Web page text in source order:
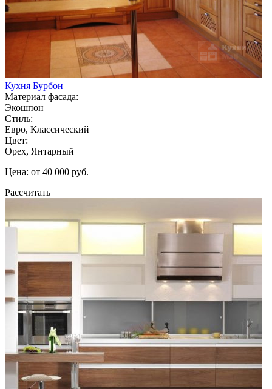
Кухня Бурбон
Материал фасада:
Экошпон
Стиль:
Евро, Классический
Цвет:
Орех, Янтарный
Цена: от 40 000 руб.
Рассчитать